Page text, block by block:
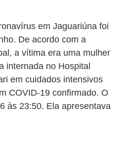
em Jaguariúna foi
De acordo com a
a vítima era uma mulher
internada no Hospital
em cuidados intensivos
COVID-19 confirmado. O
às 23:50. Ela apresentava